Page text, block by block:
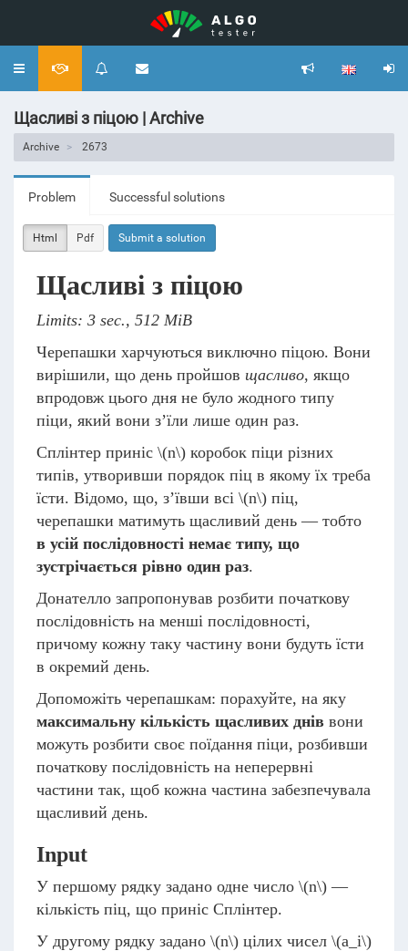
Toggle
Щасливі з піцою | Archive
Archive 2673
Problem Successful solutions
Html Pdf Submit a solution
Щасливі з піцою
Limits: 3 sec., 512 MiB
Черепашки харчуються виключно піцою. Вони
вирішили, що день пройшов щасливо, якщо
впродовж цього дня не було жодного типу
піци, який вони з’їли лише один раз.
Сплінтер приніс \(n\) коробок піци різних
типів, утворивши порядок піц в якому їх треба
їсти. Відомо, що, з’ївши всі \(n\) піц,
черепашки матимуть щасливий день — тобто
в усій послідовності немає типу, що
зустрічається рівно один раз.
Донателло запропонував розбити початкову
послідовність на менші послідовності,
причому кожну таку частину вони будуть їсти
в окремий день.
Допоможіть черепашкам: порахуйте, на яку
максимальну кількість щасливих днів вони
можуть розбити своє поїдання піци, розбивши
початкову послідовність на неперервні
частини так, щоб кожна частина забезпечувала
щасливий день.
Input
У першому рядку задано одне число \(n\) —
кількість піц, що приніс Сплінтер.
У другому рядку задано \(n\) цілих чисел \(a_i\)